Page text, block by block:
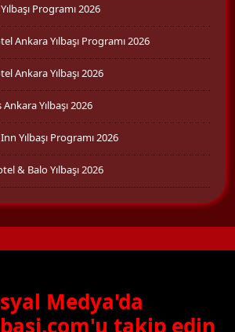
Programı 2026
Ankara Yılbaşı Programı 2026
Ankara Yılbaşı 2026
Yılbaşı 2026
Yılbaşı Programı 2026
& Balo Yılbaşı 2026
Medya'da
takip edin